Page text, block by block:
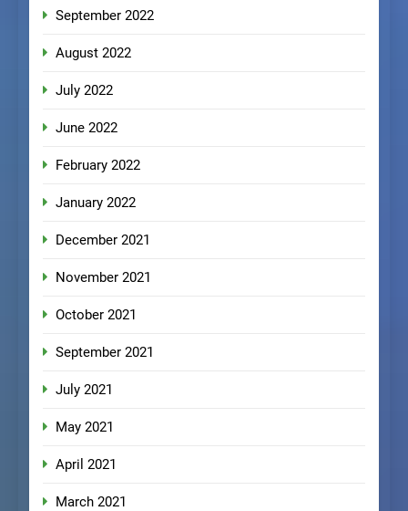
September 2022
August 2022
July 2022
June 2022
February 2022
January 2022
December 2021
November 2021
October 2021
September 2021
July 2021
May 2021
April 2021
March 2021